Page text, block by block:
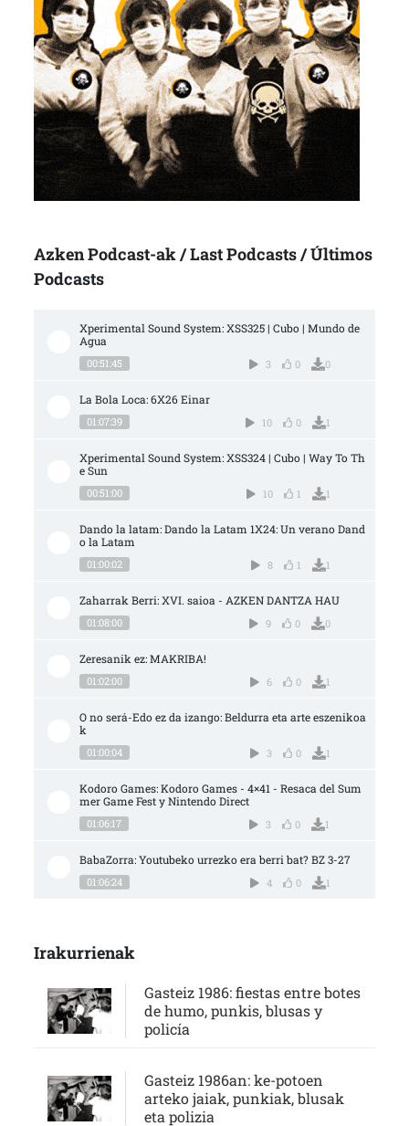
Azken Podcast-ak / Last Podcasts / Últimos
Podcasts
Xperimental Sound System: XSS325 | Cubo | Mundo de
Agua
00:51:45 3 0 0
La Bola Loca: 6X26 Einar
01:07:39 10 0 1
Xperimental Sound System: XSS324 | Cubo | Way To Th
e Sun
00:51:00 10 1 1
Dando la latam: Dando la Latam 1X24: Un verano Dand
o la Latam
01:00:02 8 1 1
Zaharrak Berri: XVI. saioa - AZKEN DANTZA HAU
01:08:00 9 0 0
Zeresanik ez: MAKRIBA!
01:02:00 6 0 1
O no será-Edo ez da izango: Beldurra eta arte eszenikoa
k
01:00:04 3 0 1
Kodoro Games: Kodoro Games - 4×41 - Resaca del Sum
mer Game Fest y Nintendo Direct
01:06:17 3 0 1
BabaZorra: Youtubeko urrezko era berri bat? BZ 3-27
01:06:24 4 0 1
Irakurrienak
Gasteiz 1986: fiestas entre botes
de humo, punkis, blusas y
policía
Gasteiz 1986an: ke-potoen
arteko jaiak, punkiak, blusak
eta polizia